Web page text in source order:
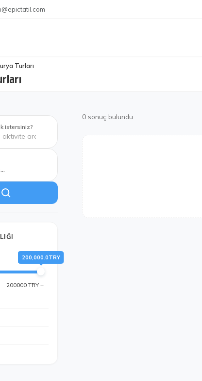
Turları
istersiniz?
200000 TRY +
200,000.0TRY
0 sonuç bulundu